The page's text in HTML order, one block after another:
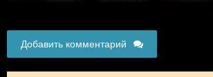
Добавить комментарий